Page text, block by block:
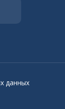
данных